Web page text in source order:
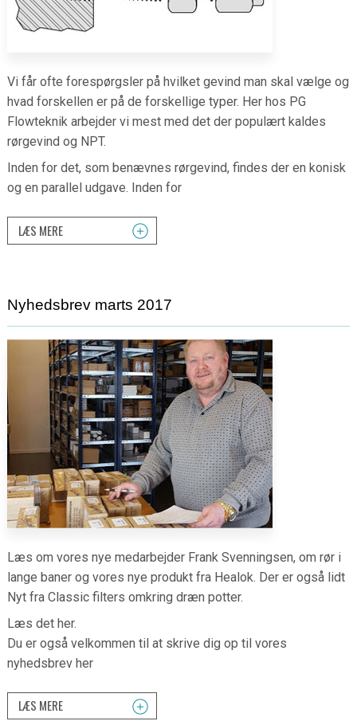
Vi får ofte forespørgsler på hvilket gevind man skal vælge og
hvad forskellen er på de forskellige typer. Her hos PG
Flowteknik arbejder vi mest med det der populært kaldes
rørgevind og NPT.
Inden for det, som benævnes rørgevind, findes der en konisk
og en parallel udgave. Inden for
LÆS MERE
Nyhedsbrev marts 2017
Læs om vores nye medarbejder Frank Svenningsen, om rør i
lange baner og vores nye produkt fra Healok. Der er også lidt
Nyt fra Classic filters omkring dræn potter.
Læs det her.
Du er også velkommen til at skrive dig op til vores
nyhedsbrev her
LÆS MERE